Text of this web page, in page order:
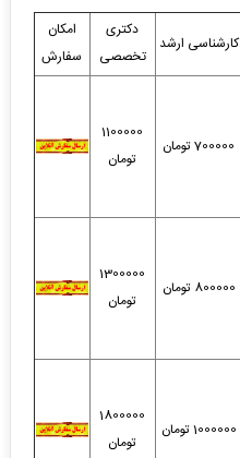
کارشناسی ارشد
دکتری
تخصصی
امکان
سفارش
700000 تومان
1100000
تومان
800000 تومان
1300000
تومان
1000000 تومان
1800000
تومان